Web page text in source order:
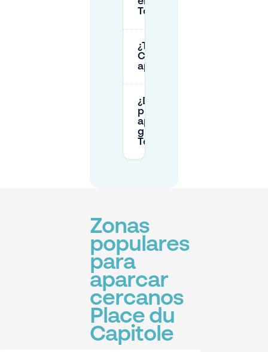
Toulouse?
¿Tiene el
Capitole
aparcamiento?
¿Dónde
puedo
aparcar
gratis en
Toulouse?
Zonas
populares
para
aparcar
cercanos
Place du
Capitole